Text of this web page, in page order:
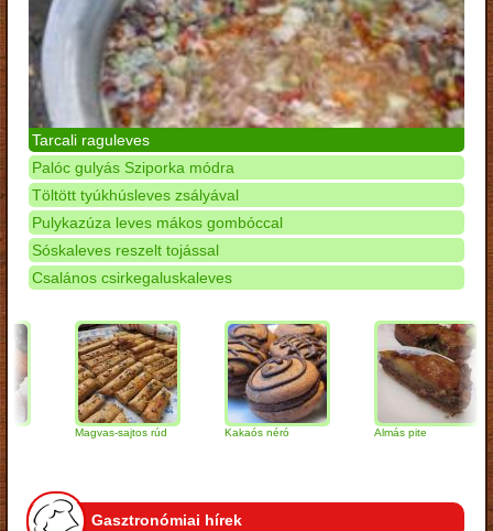
Tarcali raguleves
Palóc gulyás Sziporka módra
Töltött tyúkhúsleves zsályával
Pulykazúza leves mákos gombóccal
Sóskaleves reszelt tojással
Csalános csirkegaluskaleves
Magvas-sajtos rúd Kakaós néró Almás pite
Gasztronómiai hírek